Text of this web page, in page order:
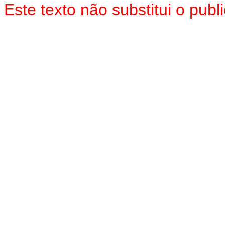
Este texto não substitui o